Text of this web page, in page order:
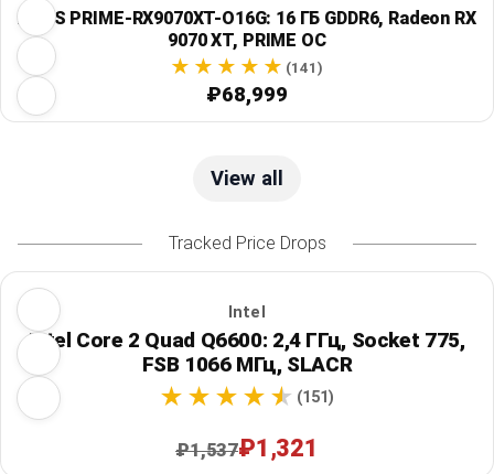
ASUS PRIME-RX9070XT-O16G: 16 ГБ GDDR6, Radeon RX
9070 XT, PRIME OC
(141)
₽68,999
View all
Tracked Price Drops
Intel
Intel Core 2 Quad Q6600: 2,4 ГГц, Socket 775,
FSB 1066 МГц, SLACR
(151)
₽1,537₽1,321